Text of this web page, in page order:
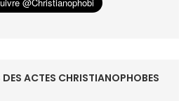
ACTES CHRISTIANOPHOBES